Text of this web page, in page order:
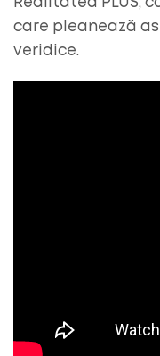
Realitatea PLUS,
care pleanează
veridice.